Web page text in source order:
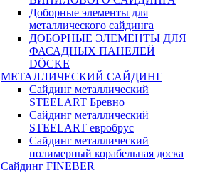
Доборные элементы для
металлического сайдинга
ДОБОРНЫЕ ЭЛЕМЕНТЫ ДЛЯ
ФАСАДНЫХ ПАНЕЛЕЙ
DÖCKE
МЕТАЛЛИЧЕСКИЙ САЙДИНГ
Сайдинг металлический
STEELART Бревно
Сайдинг металлический
STEELART евробрус
Сайдинг металлический
полимерный корабельная доска
Сайдинг FINEBER